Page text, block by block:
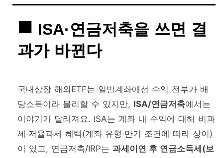
ISA·연금저축을 쓰면 결
과가 바뀐다
국내상장 해외ETF는 일반계좌에선 수익 전부가 배
당소득이라 불리할 수 있지만, ISA/연금저축에서는
이야기가 달라져요. ISA는 계좌 내 수익에 대해 비과
세·저율과세 혜택(계좌 유형·만기 조건에 따라 상이)
이 있고, 연금저축/IRP는 과세이연 후 연금소득세(보